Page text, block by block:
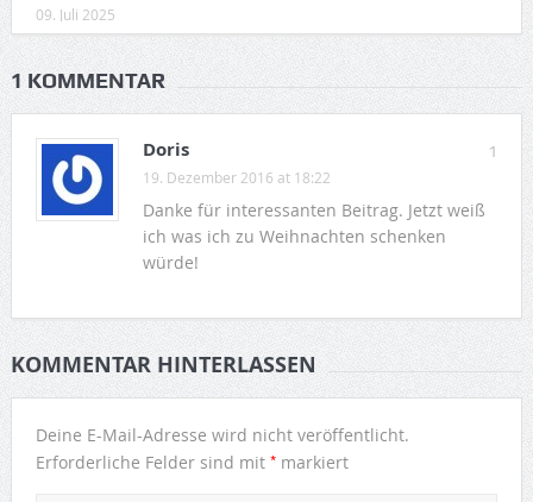
09. Juli 2025
1 KOMMENTAR
1
Doris
19. Dezember 2016 at 18:22
Danke für interessanten Beitrag. Jetzt weiß
ich was ich zu Weihnachten schenken
würde!
KOMMENTAR HINTERLASSEN
Deine E-Mail-Adresse wird nicht veröffentlicht.
Erforderliche Felder sind mit *markiert